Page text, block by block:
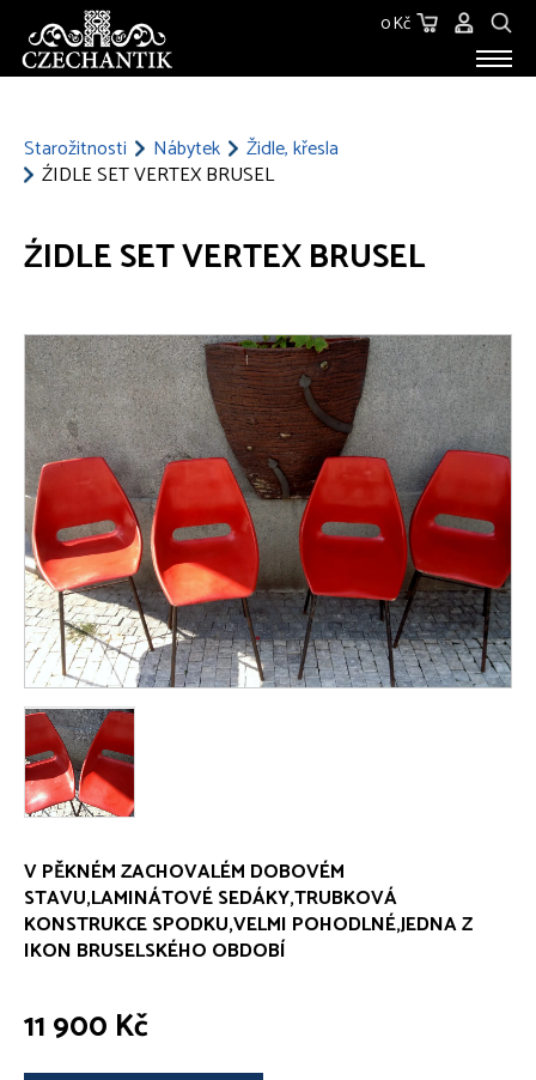
0 Kč
Starožitnosti Nábytek
Židle, křesla
ŹIDLE SET VERTEX BRUSEL
ŹIDLE SET VERTEX BRUSEL
V PĚKNÉM ZACHOVALÉM DOBOVÉM
STAVU,LAMINÁTOVÉ SEDÁKY,TRUBKOVÁ
KONSTRUKCE SPODKU,VELMI POHODLNÉ,JEDNA Z
IKON BRUSELSKÉHO OBDOBÍ
11 900 Kč